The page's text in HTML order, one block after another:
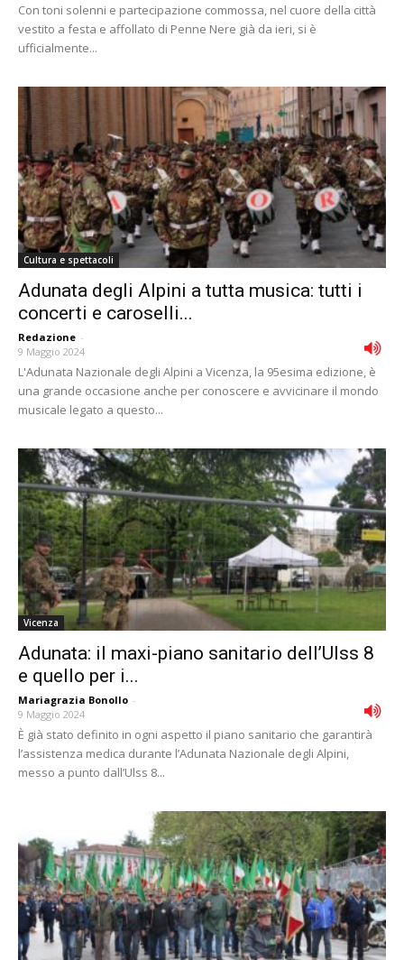
Con toni solenni e partecipazione commossa, nel cuore della città
vestito a festa e affollato di Penne Nere già da ieri, si è
ufficialmente...
Cultura e spettacoli
Adunata degli Alpini a tutta musica: tutti i
concerti e caroselli...
Redazione -
9 Maggio 2024
L'Adunata Nazionale degli Alpini a Vicenza, la 95esima edizione, è
una grande occasione anche per conoscere e avvicinare il mondo
musicale legato a questo...
Vicenza
Adunata: il maxi-piano sanitario dell’Ulss 8
e quello per i...
Mariagrazia Bonollo -
9 Maggio 2024
È già stato definito in ogni aspetto il piano sanitario che garantirà
l’assistenza medica durante l’Adunata Nazionale degli Alpini,
messo a punto dall’Ulss 8...